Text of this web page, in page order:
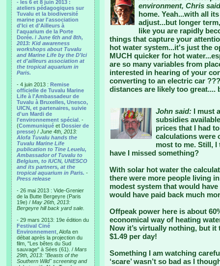
- les 6 et 8 juin 2013 :
ateliers pédagogiques sur
Tuvalu et la biodiversité
marine par l'association
d'Ici et d'Ailleurs à
l'aquarium de la Porte
Dorée. / June 6th and 8th,
2013: Kid awareness
workshops about Tuvalu
and Marine Life by the D'Ici
et d'ailleurs association at
the tropical aquarium in
Paris.
- 4 juin 2013 : Remise
officielle de Tuvalu Marine
Life à l'Ambassadeur de
Tuvalu à Bruxelles, Unesco,
UICN, et partenaires, suivie
d'un Mardi de
l'environnement spécial . -
(Communiqué et Dossier de
presse) / June 4th, 2013:
Alofa Tuvalu hands the
Tuvalu Marine Life
publication to Tine Leuelu,
Ambassador of Tuvalu to
Belgium, to IUCN, UNESCO
and its partners, at the
tropical aquarium in Paris. -
Press release
- 26 mai 2013 : Vide-Grenier
de la Butte Bergeyre (Paris
19e) / May 26th, 2013:
Bergeyre hill back yard sale.
- 29 mars 2013: 19e édition du
Festival Ciné
Environnement , Alofa en
débat après la projection du
film, "Les bêtes du Sud
sauvage" à Sées (61). / Mars
29th, 2013: "Beasts of the
Southern Wild" screening and
environment, Chris
home. Yeah...with all
adjust...but longer
like you are rapidly
things that capture your
hot water system...it's just the
MUCH quicker for hot
are so many variables from
interested in hearing of your
converting to an electric car
distances are likely too great....
John said: I must
subsidies
prices that I had
calculations were
most to me. Still,
have I missed something?
With solar hot water the
there were more people living
modest system that would
would have paid back much
Offpeak power here is about
economical way of heating
Now it’s virtually nothing, but
$1.49 per day!
Something I am watching
‘scare’ wasn’t so bad as I